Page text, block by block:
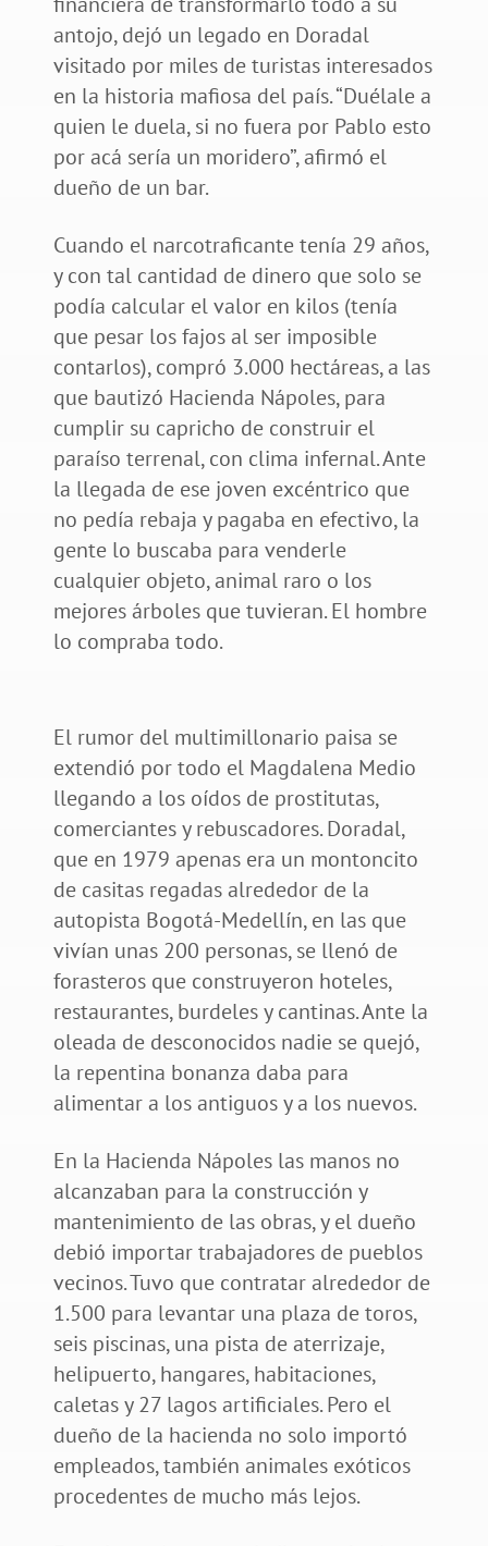
antojo, dejó un legado en Doradal
visitado por miles de turistas interesados
en la historia mafiosa del país. “Duélale a
quien le duela, si no fuera por Pablo esto
por acá sería un moridero”, afirmó el
dueño de un bar.
Cuando el narcotraficante tenía 29 años,
y con tal cantidad de dinero que solo se
podía calcular el valor en kilos (tenía
que pesar los fajos al ser imposible
contarlos), compró 3.000 hectáreas, a las
que bautizó Hacienda Nápoles, para
cumplir su capricho de construir el
paraíso terrenal, con clima infernal. Ante
la llegada de ese joven excéntrico que
no pedía rebaja y pagaba en efectivo, la
gente lo buscaba para venderle
cualquier objeto, animal raro o los
mejores árboles que tuvieran. El hombre
lo compraba todo.
El rumor del multimillonario paisa se
extendió por todo el Magdalena Medio
llegando a los oídos de prostitutas,
comerciantes y rebuscadores. Doradal,
que en 1979 apenas era un montoncito
de casitas regadas alrededor de la
autopista Bogotá-Medellín, en las que
vivían unas 200 personas, se llenó de
forasteros que construyeron hoteles,
restaurantes, burdeles y cantinas. Ante la
oleada de desconocidos nadie se quejó,
la repentina bonanza daba para
alimentar a los antiguos y a los nuevos.
En la Hacienda Nápoles las manos no
alcanzaban para la construcción y
mantenimiento de las obras, y el dueño
debió importar trabajadores de pueblos
vecinos. Tuvo que contratar alrededor de
1.500 para levantar una plaza de toros,
seis piscinas, una pista de aterrizaje,
helipuerto, hangares, habitaciones,
caletas y 27 lagos artificiales. Pero el
dueño de la hacienda no solo importó
empleados, también animales exóticos
procedentes de mucho más lejos.